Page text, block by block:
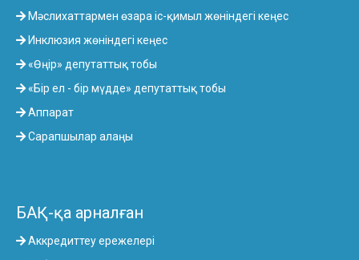
Мәслихаттармен өзара іс-қимыл жөніндегі кеңес
Инклюзия жөніндегі кеңес
«Өңір» депутаттық тобы
«Бір ел - бір мүдде» депутаттық тобы
Аппарат
Сарапшылар алаңы
БАҚ-қа арналған
Аккредиттеу ережелері